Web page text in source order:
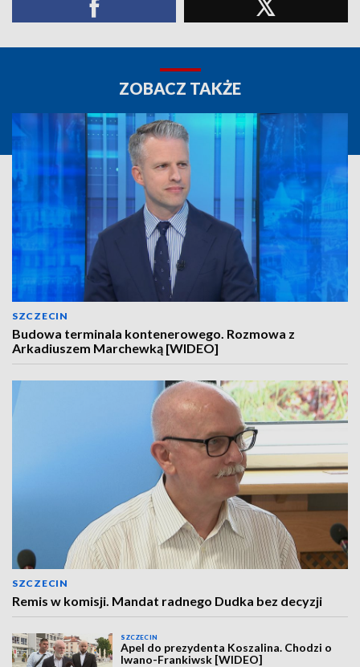
ZOBACZ TAKŻE
SZCZECIN
Budowa terminala kontenerowego. Rozmowa z
Arkadiuszem Marchewką [WIDEO]
SZCZECIN
Remis w komisji. Mandat radnego Dudka bez decyzji
SZCZECIN
Apel do prezydenta Koszalina. Chodzi o
Iwano-Frankiwsk [WIDEO]